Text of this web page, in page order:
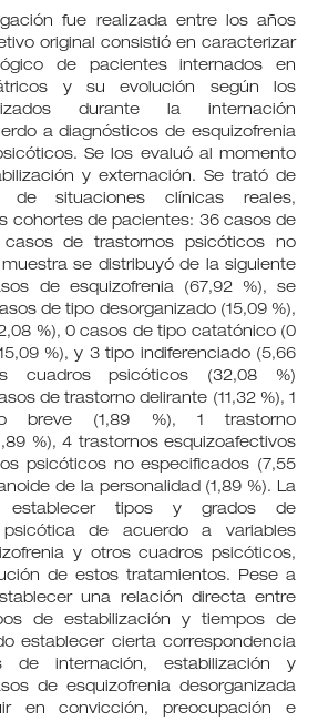
fue realizada entre los años
original consistió en caracterizar
de pacientes internados en
y su evolución según los
durante la internación
a diagnósticos de esquizofrenia
Se los evaluó al momento
y externación. Se trató de
de situaciones clínicas reales,
cohortes de pacientes: 36 casos de
casos de trastornos psicóticos no
se distribuyó de la siguiente
de esquizofrenia (67,92 %), se
de tipo desorganizado (15,09 %),
%), 0 casos de tipo catatónico (0
%), y 3 tipo indiferenciado (5,66
cuadros psicóticos (32,08 %)
de trastorno delirante (11,32 %), 1
breve (1,89 %), 1 trastorno
%), 4 trastornos esquizoafectivos
psicóticos no especificados (7,55
de la personalidad (1,89 %). La
establecer tipos y grados de
psicótica de acuerdo a variables
y otros cuadros psicóticos,
de estos tratamientos. Pese a
una relación directa entre
de estabilización y tiempos de
establecer cierta correspondencia
de internación, estabilización y
de esquizofrenia desorganizada
en convicción, preocupación e